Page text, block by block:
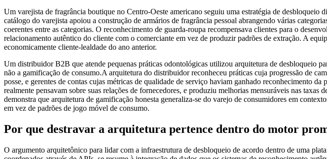
Um varejista de fragrância boutique no Centro-Oeste americano seguiu uma estratégia de
catálogo do varejista apoiou a construção de armários de fragrância pessoal abrangendo várias
coerentes entre as categorias. O reconhecimento de guarda-roupa recompensava clientes para o
relacionamento autêntico do cliente com o comerciante em vez de produzir padrões de extração. A
economicamente cliente-lealdade do ano anterior.
Um distribuidor B2B que atende pequenas práticas odontológicas utilizou arquitetura de desbloqueio
não a gamificação de consumo.A arquitetura do distribuidor reconheceu práticas cuja progressão de
posse, e gerentes de contas cujas métricas de qualidade de serviço haviam ganhado reconhecimento
realmente pensavam sobre suas relações de fornecedores, e produziu melhorias mensuráveis nas
demonstra que arquitetura de gamificação honesta generaliza-se do varejo de consumidores em
em vez de padrões de jogo móvel de consumo.
Por que destravar a arquitetura pertence dentro do motor
O argumento arquitetônico para lidar com a infraestrutura de desbloqueio de acordo dentro de uma